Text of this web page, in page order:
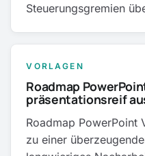
Steuerungsgremien
VORLAGEN
Roadmap
präsentationsreif
Roadmap PowerPoint
zu einer